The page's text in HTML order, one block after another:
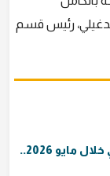
رئيس قسم
مبيعات وأسعار الفلل في دبي خلال مايو 2026..